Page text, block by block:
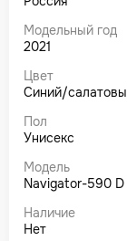
Модельный год
2021
Цвет
Синий/
Пол
Унисекс
Модель
Navigator-590 D
Наличие
Нет